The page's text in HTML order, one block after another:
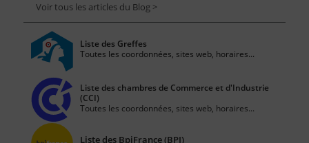
Voir tous les articles du Blog >
Liste des Greffes
Toutes les coordonnées, sites web, horaires...
Liste des chambres de Commerce et d'Industrie
(CCI)
Toutes les coordonnées, sites web, horaires...
Liste des BpiFrance (BPI)